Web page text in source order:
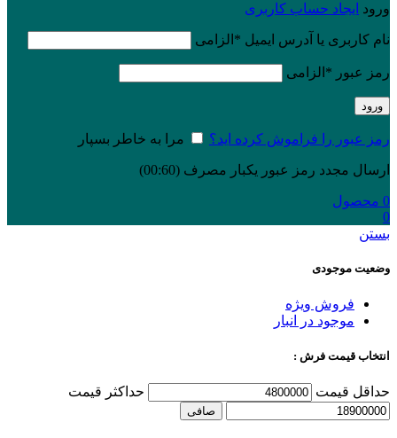
ورود ایجاد حساب کاربری
نام کاربری یا آدرس ایمیل * الزامی
رمز عبور * الزامی
ورود
رمز عبور را فراموش کرده اید؟ مرا به خاطر بسپار
ارسال مجدد رمز عبور یکبار مصرف (00:
60
)
0 محصول
0
بستن
وضعیت موجودی
فروش ویژه
موجود در انبار
انتخاب قیمت فرش :
حداقل قیمت حداكثر قيمت
صافی